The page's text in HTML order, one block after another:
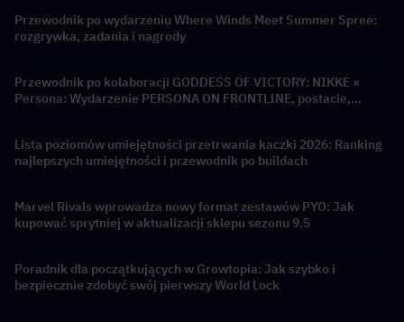
Przewodnik po wydarzeniu Where Winds Meet Summer Spree:
rozgrywka, zadania i nagrody
Przewodnik po kolaboracji GODDESS OF VICTORY: NIKKE ×
Persona: Wydarzenie PERSONA ON FRONTLINE, postacie,
Lista poziomów umiejętności przetrwania kaczki 2026: Ranking
najlepszych umiejętności i przewodnik po buildach
Marvel Rivals wprowadza nowy format zestawów PYO: Jak
kupować sprytniej w aktualizacji sklepu sezonu 9.5
Poradnik dla początkujących w Growtopia: Jak szybko i
bezpiecznie zdobyć swój pierwszy World Lock